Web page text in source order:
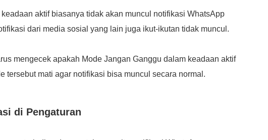
aktif biasanya tidak akan muncul notifikasi WhatsApp
dari media sosial yang lain juga ikut-ikutan tidak muncul.
mengecek apakah Mode Jangan Ganggu dalam keadaan aktif
tersebut mati agar notifikasi bisa muncul secara normal.
di Pengaturan